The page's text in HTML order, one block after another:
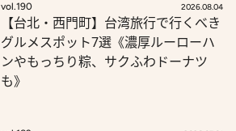
vol.190 2026.08.04
【台北・西門町】台湾旅行で行くべき
グルメスポット7選《濃厚ルーローハ
ンやもっちり粽、サクふわドーナツ
も》